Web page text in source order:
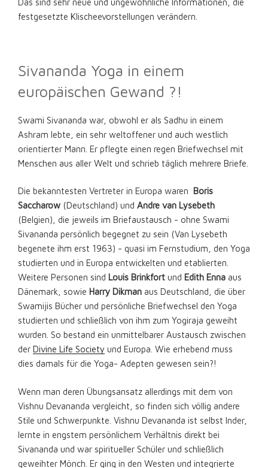
festgesetzte Klischeevorstellungen verändern.
Sivananda Yoga in einem
europäischen Gewand ?!
Swami Sivananda war, obwohl er als Sadhu in einem
Ashram lebte, ein sehr weltoffener und auch westlich
orientierter Mann. Er pflegte einen regen Briefwechsel mit
Menschen aus aller Welt und schrieb täglich mehrere Briefe.
Die bekanntesten Vertreter in Europa waren Boris
Saccharow (Deutschland) und Andre van Lysebeth
(Belgien), die jeweils im Briefaustausch - ohne Swami
Sivananda persönlich begegnet zu sein (Van Lysebeth
begenete ihm erst 1963) - quasi im Fernstudium, den Yoga
studierten und in Europa entwickelten und etablierten.
Weitere Personen sind Louis Brinkfort und Edith Enna aus
Dänemark, sowie Harry Dikman aus Deutschland, die über
Swamijis Bücher und persönliche Briefwechsel den Yoga
studierten und schließlich von ihm zum Yogiraja geweiht
wurden. So bestand ein unmittelbarer Austausch zwischen
der Divine Life Society und Europa. Wie erhebend muss
dies damals für die Yoga- Adepten gewesen sein?!
Wenn man deren Übungsansatz allerdings mit dem von
Vishnu Devananda vergleicht, so finden sich völlig andere
Stile und Schwerpunkte. Vishnu Devananda ist selbst Inder,
lernte in engstem persönlichem Verhältnis direkt bei
Sivananda und war spiritueller Schüler und schließlich
geweihter Mönch. Er ging in den Westen und integrierte